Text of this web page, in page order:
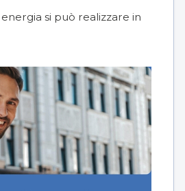
si può realizzare in